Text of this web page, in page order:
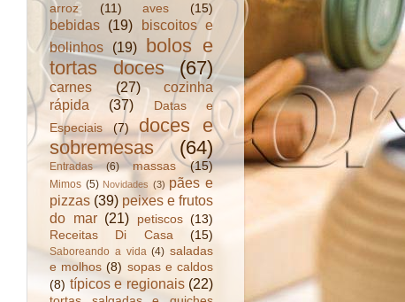
arroz (11) aves (15)
bebidas (19)
biscoitos e
bolinhos
(19)
bolos e
tortas doces
(67)
carnes (27)
cozinha
rápida
(37)
Datas e
Especiais
(7)
doces e
sobremesas
(64)
Entradas (6) massas (15)
Mimos (5) Novidades (3) pães e
pizzas (39) peixes e frutos
do mar (21) petiscos (13)
Receitas Di Casa
(15)
Saboreando a vida (4) saladas
e molhos (8) sopas e caldos
(8) típicos e regionais (22)